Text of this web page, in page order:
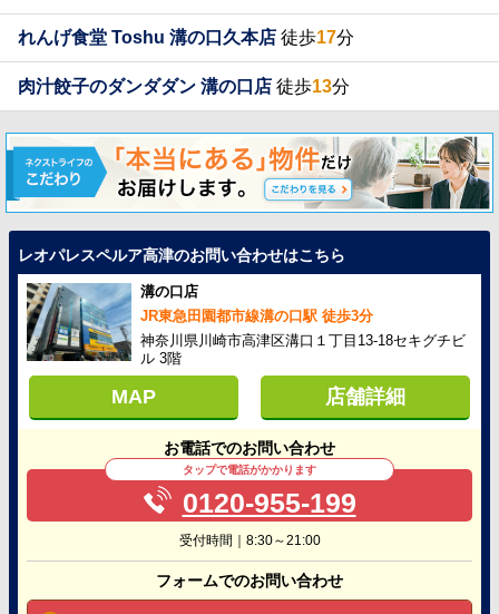
れんげ食堂 Toshu 溝の口久本店 徒歩17分
肉汁餃子のダンダダン 溝の口店 徒歩13分
レオパレスペルア高津のお問い合わせはこちら
溝の口店
JR東急田園都市線溝の口駅 徒歩3分
神奈川県川崎市高津区溝口１丁目13-18セキグチビ
ル 3階
MAP 店舗詳細
お電話でのお問い合わせ
タップで電話がかかります
0120-955-199
受付時間｜8:30～21:00
フォームでのお問い合わせ